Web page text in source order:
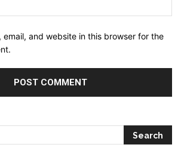
email, and website in this browser for the